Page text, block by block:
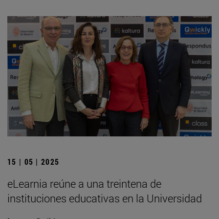
15 | 05 | 2025
eLearnia reúne a una treintena de
instituciones educativas en la Universidad